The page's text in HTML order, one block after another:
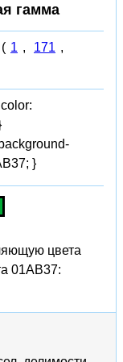
гамма
1 , 171 ,
}
цвета
01AB37: